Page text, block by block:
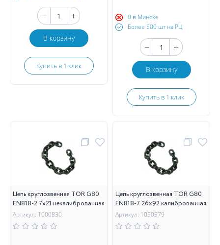
В корзину
Купить в 1 клик
0 в Минске
Более 500 шт на РЦ
В корзину
Купить в 1 клик
Цепь круглозвенная TOR G80
EN818-2 7х21 некалиброванная
Артикул: 1000830
Цепь круглозвенная TOR G80
EN818-7 26х92 калиброванная
Артикул: 1050579